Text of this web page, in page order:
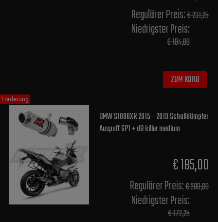
Regulärer Preis:€ 231,25
Niedrigster Preis:
€ 184,00
ZUM KORB
BMW S1000XR 2015 - 2019 Schalldämpfer
Auspuff GP1 + dB killer medium
€ 185,00
Regulärer Preis:€ 200,00
Niedrigster Preis:
€ 172,25
Förderung